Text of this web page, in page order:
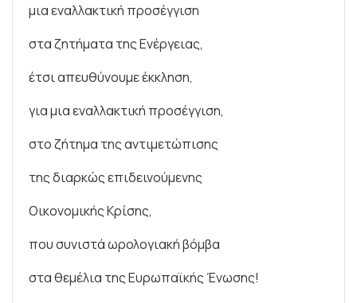
μια εναλλακτική προσέγγιση
στα ζητήματα της Ενέργειας,
έτσι απευθύνουμε έκκληση,
για μια εναλλακτική προσέγγιση,
στο ζήτημα της αντιμετώπισης
της διαρκώς επιδεινούμενης
Οικονομικής Κρίσης,
που συνιστά ωρολογιακή βόμβα
στα θεμέλια της Ευρωπαϊκής Ένωσης!